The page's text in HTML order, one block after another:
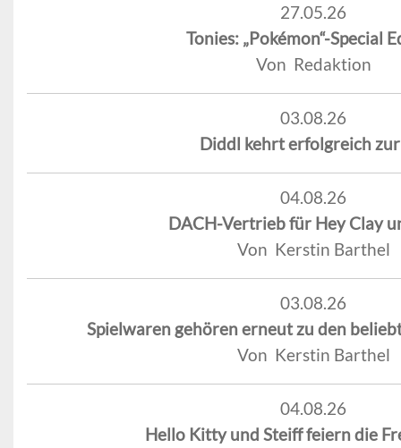
27.05.26
Tonies: „Pokémon“-Special
Von Redaktion
03.08.26
Diddl kehrt erfolgreich
04.08.26
DACH-Vertrieb für Hey Clay
Von Kerstin Barthel
03.08.26
Spielwaren gehören erneut zu den
Von Kerstin Barthel
04.08.26
Hello Kitty und Steiff feiern die